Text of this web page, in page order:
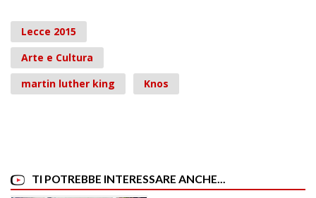
Lecce 2015
Arte e Cultura
martin luther king
Knos
TI POTREBBE INTERESSARE ANCHE...